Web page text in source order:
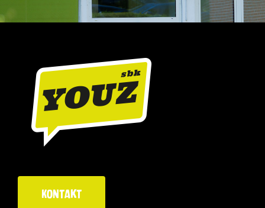
Kontakt